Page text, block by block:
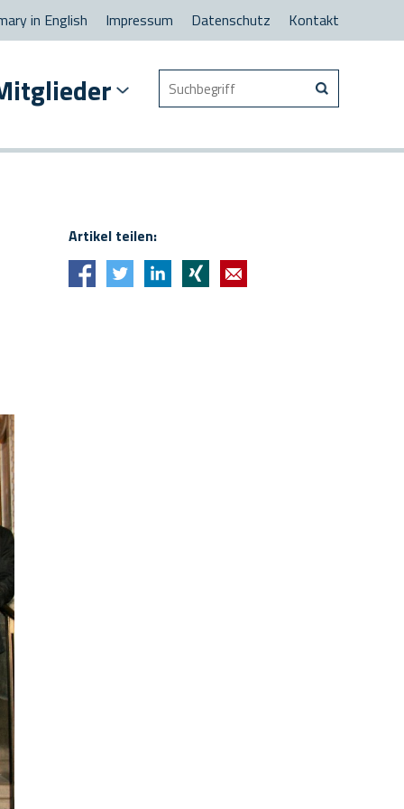
in English Impressum Datenschutz Kontakt
Suchen
nach
Artikel teilen: